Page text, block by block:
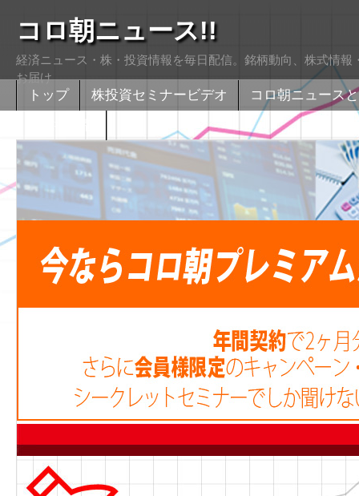
コロ朝ニュース!!
経済ニュース・株・投資情報を毎日配信。銘柄動向、株式情
お届け
トップ 株投資セミナービデオ
コロ朝ニュース